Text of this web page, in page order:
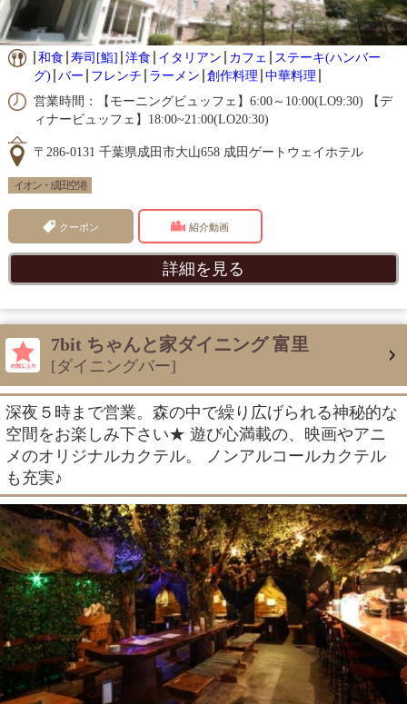
和食 寿司[鮨] 洋食 イタリアン カフェ
ステーキ(ハンバー
グ) バー フレンチ ラーメン 創作料理 中華料理
営業時間：【モーニングビュッフェ】6:00～10:00(LO9:30) 【デ
ィナービュッフェ】18:00~21:00(LO20:30)
〒286-0131 千葉県成田市大山658 成田ゲートウェイホテル
イオン・成田空港
クーポン 紹介動画
詳細を見る
7bit ちゃんと家ダイニング 富里
[ダイニングバー]
深夜５時まで営業。森の中で繰り広げられる神秘的な
空間をお楽しみ下さい★ 遊び心満載の、映画やアニ
メのオリジナルカクテル。 ノンアルコールカクテル
も充実♪